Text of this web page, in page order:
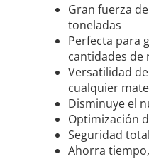
Gran fuerza
toneladas
Perfecta para
cantidades de
Versatilidad
cualquier
Disminuye el
Optimización
Seguridad
Ahorra